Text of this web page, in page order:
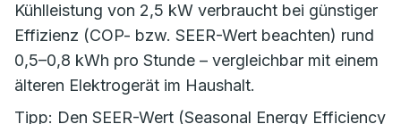
Kühlleistung von 2,5 kW verbraucht bei günstiger
Effizienz (COP- bzw. SEER-Wert beachten) rund
0,5–0,8 kWh pro Stunde – vergleichbar mit einem
älteren Elektrogerät im Haushalt.
Tipp: Den SEER-Wert (Seasonal Energy Efficiency